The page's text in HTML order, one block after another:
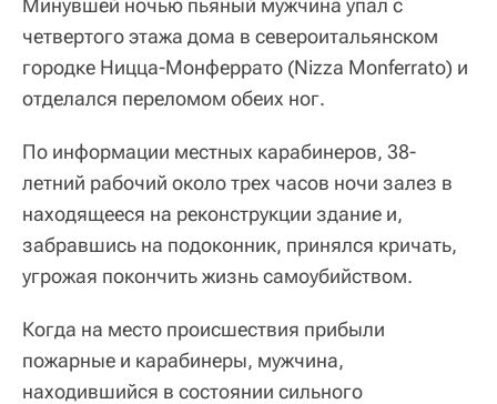
Минувшей ночью пьяный мужчина упал с
четвертого этажа дома в североитальянском
городке Ницца-Монферрато (Nizza Monferrato) и
отделался переломом обеих ног.
По информации местных карабинеров, 38-
летний рабочий около трех часов ночи залез в
находящееся на реконструкции здание и,
забравшись на подоконник, принялся кричать,
угрожая покончить жизнь самоубийством.
Когда на место происшествия прибыли
пожарные и карабинеры, мужчина,
находившийся в состоянии сильного